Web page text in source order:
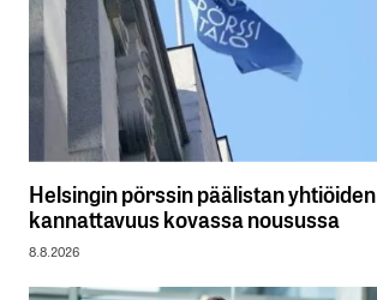
Helsingin pörssin päälistan yhtiöiden
kannattavuus kovassa nousussa
8.8.2026